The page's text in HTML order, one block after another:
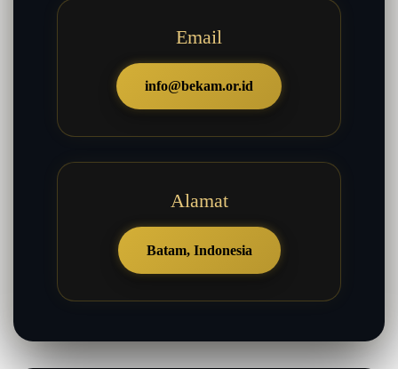
Email
info@bekam.or.id
Alamat
Batam, Indonesia